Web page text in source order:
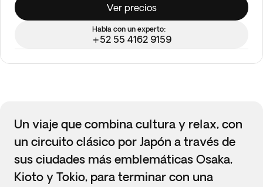
Ver precios
Habla con un experto:
+52 55 4162 9159
Un viaje que combina cultura y relax, con
un circuito clásico por Japón a través de
sus ciudades más emblemáticas Osaka,
Kioto y Tokio, para terminar con una